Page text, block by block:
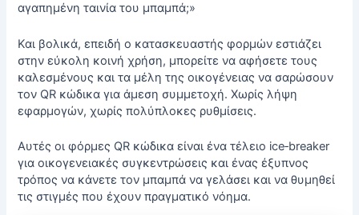
αγαπημένη ταινία του μπαμπά;»
Και βολικά, επειδή ο κατασκευαστής φορμών εστιάζει
στην εύκολη κοινή χρήση, μπορείτε να αφήσετε τους
καλεσμένους και τα μέλη της οικογένειας να σαρώσουν
τον QR κώδικα για άμεση συμμετοχή. Χωρίς λήψη
εφαρμογών, χωρίς πολύπλοκες ρυθμίσεις.
Αυτές οι φόρμες QR κώδικα είναι ένα τέλειο ice‑breaker
για οικογενειακές συγκεντρώσεις και ένας έξυπνος
τρόπος να κάνετε τον μπαμπά να γελάσει και να θυμηθεί
τις στιγμές που έχουν πραγματικό νόημα.